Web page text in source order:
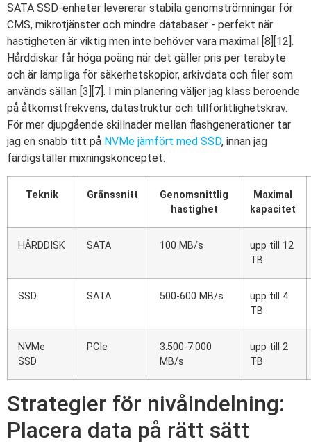
SATA SSD-enheter levererar stabila genomströmningar för
CMS, mikrotjänster och mindre databaser - perfekt när
hastigheten är viktig men inte behöver vara maximal [8][12].
Hårddiskar får höga poäng när det gäller pris per terabyte
och är lämpliga för säkerhetskopior, arkivdata och filer som
används sällan [3][7]. I min planering väljer jag klass beroende
på åtkomstfrekvens, datastruktur och tillförlitlighetskrav.
För mer djupgående skillnader mellan flashgenerationer tar
jag en snabb titt på NVMe jämfört med SSD, innan jag
färdigställer mixningskonceptet.
Teknik Gränssnitt
Genomsnittlig
hastighet
Maximal
kapacitet
HÅRDDISK SATA 100 MB/s
upp till 12
TB
SSD SATA 500-600 MB/s
upp till 4
TB
NVMe
SSD
PCIe
3.500-7.000
MB/s
upp till 2
TB
Strategier för nivåindelning:
Placera data på rätt sätt